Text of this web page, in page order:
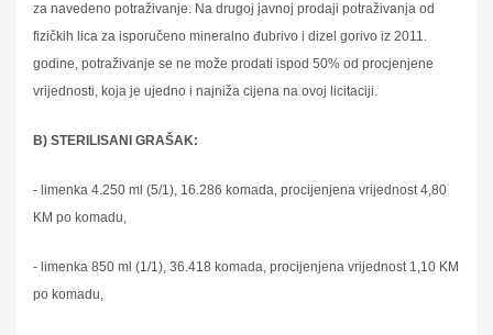
za navedeno potraživanje. Na drugoj javnoj prodaji potraživanja od
fizičkih lica za isporučeno mineralno đubrivo i dizel gorivo iz 2011.
godine, potraživanje se ne može prodati ispod 50% od procjenjene
vrijednosti, koja je ujedno i najniža cijena na ovoj licitaciji.
B) STERILISANI GRAŠAK:
- limenka 4.250 ml (5/1), 16.286 komada, procijenjena vrijednost 4,80
KM po komadu,
- limenka 850 ml (1/1), 36.418 komada, procijenjena vrijednost 1,10 KM
po komadu,